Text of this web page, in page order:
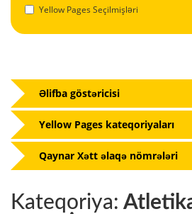
Yellow Pages Seçilmişləri
Kateqoriya:
Əlifba göstəricisi
Yellow Pages kateqoriyaları
Qaynar Xətt əlaqə nömrələri